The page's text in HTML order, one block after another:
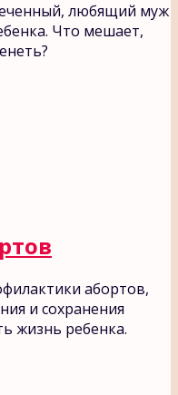
любящий муж
Что мешает,
абортов,
и сохранения
жизнь ребенка.